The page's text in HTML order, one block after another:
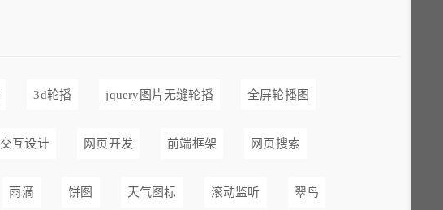
3d轮播 jquery图片无缝轮播 全屏轮播图
交互设计 网页开发 前端框架 网页搜索
雨滴 饼图 天气图标 滚动监听 翠鸟